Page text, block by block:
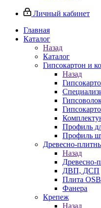
Личный кабинет
Главная
Каталог
Назад
Каталог
Гипсокартон и
Назад
Профиль
Профиль
Древесно-
Назад
Древесно-
ДВП, ДСП
Плита OSB
Фанера
Крепеж
Назад